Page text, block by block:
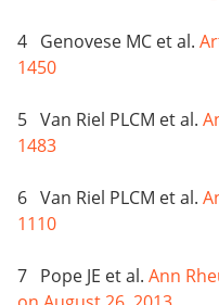
4 Genovese MC et al.
1450
5 Van Riel PLCM et al.
1483
6 Van Riel PLCM et al.
1110
7 Pope JE et al. Ann